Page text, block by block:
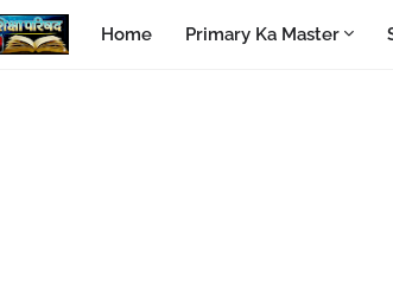
Home Primary Ka Master